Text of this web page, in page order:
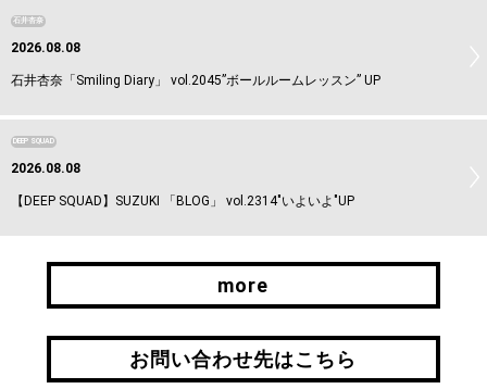
石井杏奈
2026.08.08
石井杏奈「Smiling Diary」 vol.2045”ボールルームレッスン” UP
DEEP SQUAD
2026.08.08
【DEEP SQUAD】SUZUKI 「BLOG」 vol.2314"いよいよ"UP
more
more
お問い合わせ先はこちら
お問い合わせ先はこちら